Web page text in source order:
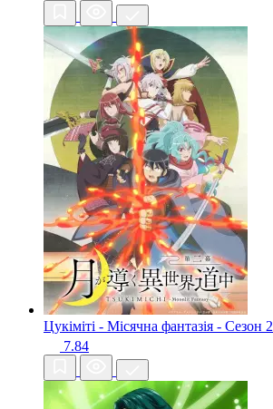
Цукіміті - Місячна фантазія - Сезон 2
7.84